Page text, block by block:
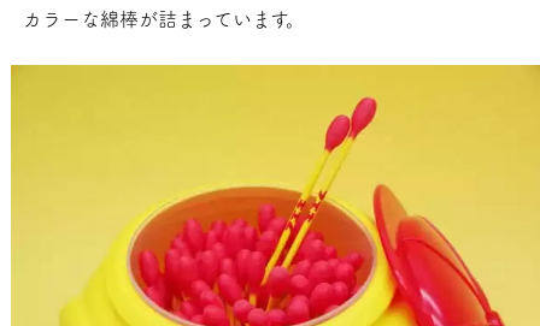
カラーな綿棒が詰まっています。